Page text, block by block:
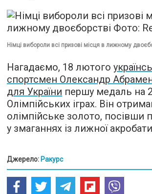
Німці вибороли всі призові місця в лижному
Нагадаємо, 18 лютого
спортсмен Олександр
для України першу медаль на
Олімпійських іграх. Він
олімпійське золото, посівши
у змаганнях із лижної
Джерело: Ракурс